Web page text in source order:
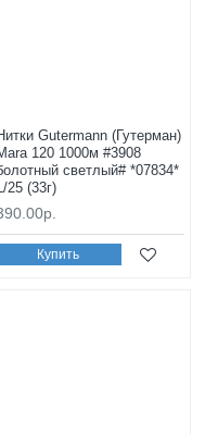
Gutermann (Гутерман)
120 1000м #3908
светлый# *07834*
L/25 (33г)
Купить